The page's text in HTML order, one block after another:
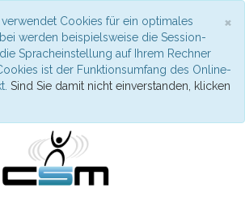
×
Cookies für ein optimales
werden beispielsweise die Session-
Spracheinstellung auf Ihrem Rechner
ist der Funktionsumfang des Online-
Sind Sie damit nicht einverstanden, klicken